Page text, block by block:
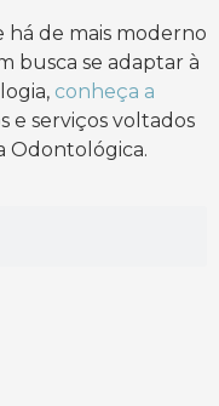
há de mais moderno
busca se adaptar à
conheça a
e serviços voltados
Odontológica.